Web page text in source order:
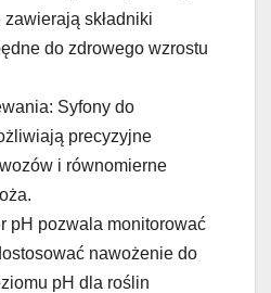
składniki
do zdrowego wzrostu
Syfony do
precyzyjne
i równomierne
pH pozwala monitorować
nawożenie do
pH dla roślin